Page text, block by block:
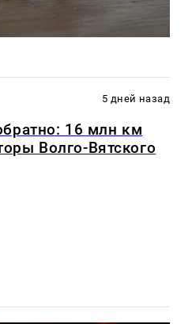
5 дней назад
16 млн км
Волго-Вятского